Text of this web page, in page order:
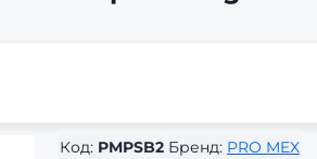
Код: PMPSB2 Бренд: PRO MEX